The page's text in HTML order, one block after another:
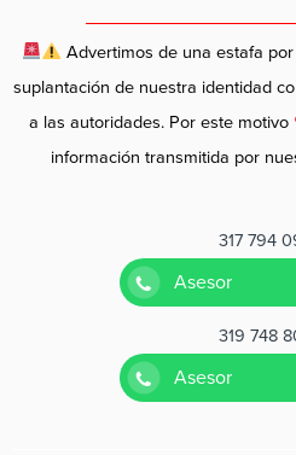
Advertimos de una estafa
suplantación de nuestra identidad
a las autoridades. Por este motivo
información transmitida por
317 794
Asesor
319 748
Asesor